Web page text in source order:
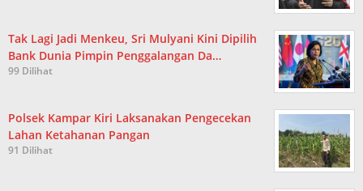
Tak Lagi Jadi Menkeu, Sri Mulyani Kini Dipilih
Bank Dunia Pimpin Penggalangan Da…
99 Dilihat
Polsek Kampar Kiri Laksanakan Pengecekan
Lahan Ketahanan Pangan
91 Dilihat